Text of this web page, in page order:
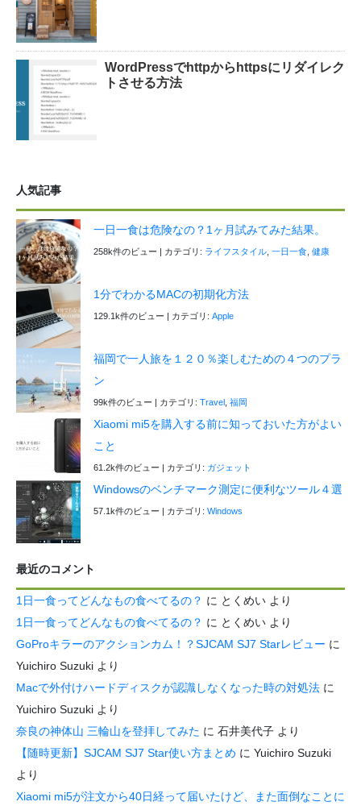
WordPressでhttpからhttpsにリダイレク
トさせる方法
人気記事
一日一食は危険なの？1ヶ月試みてみた結果。
258k件のビュー | カテゴリ: ライフスタイル 一日一食 健康
1分でわかるMACの初期化方法
129.1k件のビュー | カテゴリ: Apple
福岡で一人旅を１２０％楽しむための４つのプラ
ン
99k件のビュー | カテゴリ: Travel 福岡
Xiaomi mi5を購入する前に知っておいた方がよい
こと
61.2k件のビュー | カテゴリ: ガジェット
Windowsのベンチマーク測定に便利なツール４選
57.1k件のビュー | カテゴリ: Windows
最近のコメント
1日一食ってどんなもの食べてるの？ に とくめい より
1日一食ってどんなもの食べてるの？ に とくめい より
GoProキラーのアクションカム！？SJCAM SJ7 Starレビュー に
Yuichiro Suzuki より
Macで外付けハードディスクが認識しなくなった時の対処法 に
Yuichiro Suzuki より
奈良の神体山 三輪山を登拝してみた に 石井美代子 より
【随時更新】SJCAM SJ7 Star使い方まとめ に Yuichiro Suzuki
より
Xiaomi mi5が注文から40日経って届いたけど、また面倒なことに